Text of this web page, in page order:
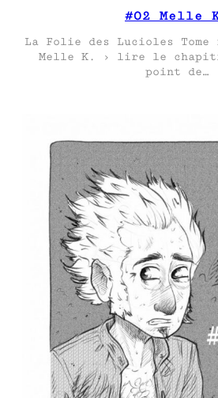
#02 Melle
La Folie des Lucioles
Melle K. › lire le
point de…